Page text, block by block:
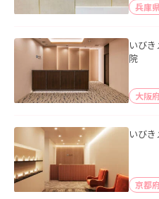
兵庫
いび
院
大阪
いび
京都